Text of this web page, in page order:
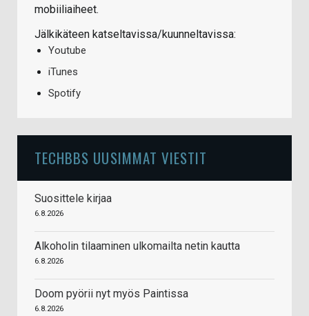
mobiiliaiheet.
Jälkikäteen katseltavissa/kuunneltavissa:
Youtube
iTunes
Spotify
TECHBBS UUSIMMAT VIESTIT
Suosittele kirjaa
6.8.2026
Alkoholin tilaaminen ulkomailta netin kautta
6.8.2026
Doom pyörii nyt myös Paintissa
6.8.2026